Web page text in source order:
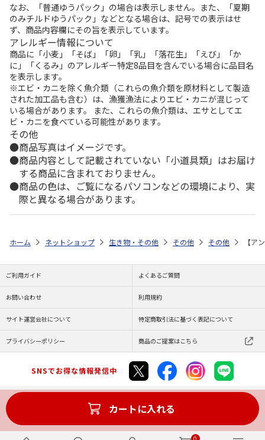
なお、「普通ゆうパック」の場合は表示しません。また、「夏期
のみチルドゆうパック」などとなる場合は、記号での表示はせ
ず、商品内容欄にその旨を表示しています。
アレルギー情報について
商品に「小麦」「そば」「卵」「乳」「落花生」「えび」「か
に」「くるみ」のアレルギー特定8品目を含んでいる場合に品目名
を表示します。
※エビ・カニを除く魚介類（これらの魚介類を原材料として製造
された加工品も含む）は、漁獲漁法によりエビ・カニが混じって
いる場合があります。 また、これらの魚介類は、エサとしてエ
ビ・カニを食べている可能性があります。
その他
商品写真はイメージです。
商品内容として記載されていない「小道具類」はお届け
する商品に含まれておりません。
商品の色は、ご覧になるパソコンなどの環境により、実
際と異なる場合があります。
カートに入れる
ホーム ネットショップ 生き物・その他 その他 その他 【ア
ご利用ガイド よくあるご質問
お問い合わせ 利用規約
サイト運営会社について 特定商取引法に基づく表記について
プライバシーポリシー 商品のご提案はこちら
SNSでお得な情報発信中